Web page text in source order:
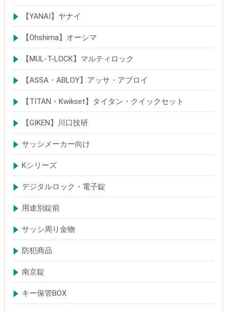
シリンダー
錠・ロック製品
【YANAI】ヤナイ
Rシリーズシリンダー
ロック製品
【Ohshima】オーシマ
シリンダー
錠・ロック製品
【MUL-T-LOCK】マルティロック
シリンダー
南京錠
【ASSA・ABLOY】アッサ・アブロイ
シリンダー
ロック製品
【TITAN・Kwikset】タイタン・クイックセット
シリンダー
錠
【GIKEN】川口技研
鍵ケース/ラッチング
室内錠シリーズ
サッシメーカー向け
TOSTEMトステム(LIXILリクシル)
新日軽
三協(立山)アルミ
YKK
ミサワホーム
セキスイ
YAMAHA
ダイワハウス
松下電工・ナショナル住宅
不二サッシ
その他
Kシリーズ
【KH】アルミサッシ用引戸錠
【M】ミワ特殊錠
【G】ゴール特殊錠
【S】ショウワ特殊錠
【R】各社特殊錠
【MCY】ミワ取替用シリンダー
【GCY】ゴール取替用シリンダー
【SCY】ショウワ取替用シリンダー
【WCY】ウェスト取替用シリンダー
【ACY】アルファ取替用シリンダー
【KCY】コダイ取替用シリンダー
【KC】クレセントシリーズ
その他Kシリーズ
デジタルロック・電子錠
扉加工あり
扉加工なし(軽微な加工)
ICキー・タグ・カード
用途別錠前
アルミサッシ玄関引戸・引違戸錠
サムラッチ錠
浴室錠
補助錠
エンジンドア錠・ガラス扉錠
ケースハンドル錠
インダストリアルロック・カムロック
サッシ周り金物
ドアガード
ドアチェーン
クレセント錠
丁番
フランス落とし
ドアクローザ
防犯商品
防犯簡易錠
防犯サムターン
ガードプレート・Lフロント
その他
南京錠
【ALPHA】アルファ
【ABUS】アバス
その他
キー保管BOX